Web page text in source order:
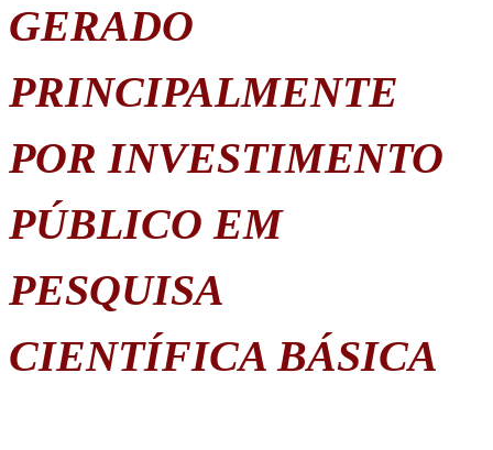
GERADO
PRINCIPALMENTE
POR INVESTIMENTO
PÚBLICO EM
PESQUISA
CIENTÍFICA BÁSICA